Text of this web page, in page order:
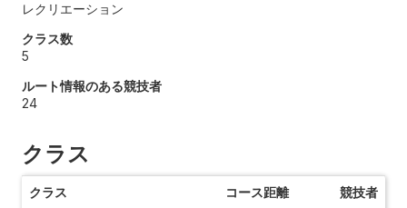
レクリエーション
クラス数
5
ルート情報のある競技者
24
クラス
クラス コース距離 競技者